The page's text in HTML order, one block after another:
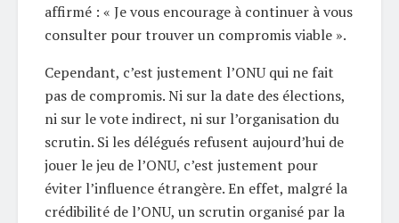
affirmé : « Je vous encourage à continuer à vous
consulter pour trouver un compromis viable ».
Cependant, c’est justement l’ONU qui ne fait
pas de compromis. Ni sur la date des élections,
ni sur le vote indirect, ni sur l’organisation du
scrutin. Si les délégués refusent aujourd’hui de
jouer le jeu de l’ONU, c’est justement pour
éviter l’influence étrangère. En effet, malgré la
crédibilité de l’ONU, un scrutin organisé par la